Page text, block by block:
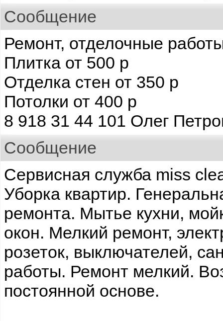
Сообщение
Ремонт, отделочные
Плитка от 500 р
Отделка стен от 350 р
Потолки от 400 р
8 918 31 44 101 Олег
Сообщение
Сервисная служба miss
Уборка квартир.
ремонта. Мытье кухни,
окон. Мелкий ремонт,
розеток, выключателей,
работы. Ремонт мелкий.
постоянной основе.